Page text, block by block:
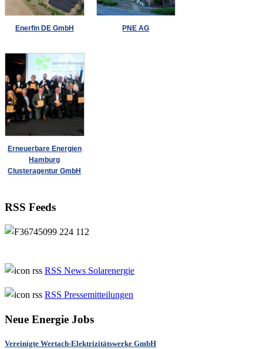
Enerfin DE GmbH PNE AG
Erneuerbare Energien
Hamburg
Clusteragentur GmbH
RSS Feeds
RSS News Solarenergie
RSS Pressemitteilungen
Neue Energie Jobs
Vereinigte Wertach-Elektrizitätswerke GmbH